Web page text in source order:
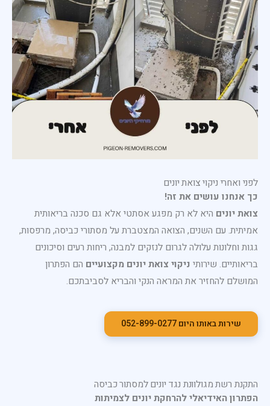
לפני ואחרי ניקוי צואת יונים
כך אנחנו עושים את זה!
צואת יונים היא לא רק מפגע אסתטי אלא גם סכנה בריאותית
אמיתית. עם השנים, הצואה המצטברת על מסתורי כביסה, מרפסות,
גגות וחלונות עלולה לגרום לנזקים למבנה, ריחות רעים וסיכונים
בריאותיים. שירותי ניקוי צואת יונים מקצועיים הם הפתרון
המושלם להחזיר את המראה הנקי והבריא לסביבתכם.
שירות באותו היום 052-899-0277
התקנת רשת מגולוונת נגד יונים למסתור כביסה
הפתרון האידיאלי להרחקת יונים לצמיתות